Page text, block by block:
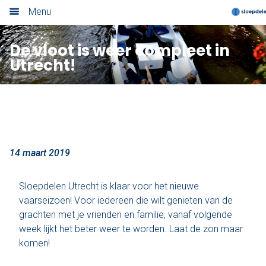
Menu
Home
Nieuwsoverzicht
Amsterdam
Utrecht
Rotterdam
Haarlem
De vloot is weer compleet in
Utrecht!
14 maart 2019
Sloepdelen Utrecht is klaar voor het nieuwe
vaarseizoen! Voor iedereen die wilt genieten van de
grachten met je vrienden en familie, vanaf volgende
week lijkt het beter weer te worden. Laat de zon maar
komen!